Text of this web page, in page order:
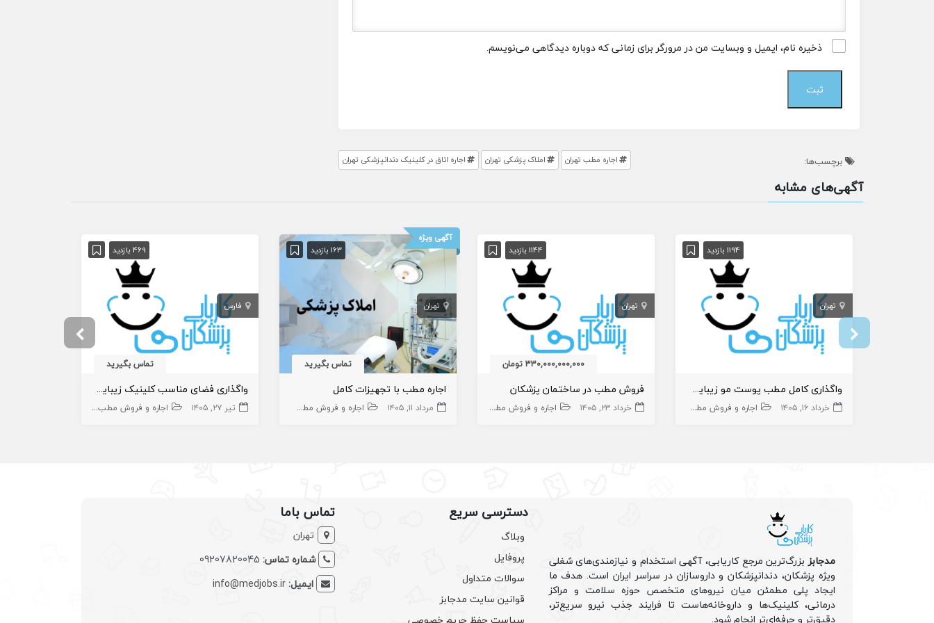
ذخیره نام، ایمیل و وبسایت من در مرورگر برای زمانی که دوباره دیدگاهی می‌نویسم.
برچسب‌ها: اجاره مطب تهران املاک پزشکی تهران اجاره اتاق در کلینیک دندانپزشکی تهران
آگهی‌های مشابه
1194 بازدید
تهران
واگذاری کامل مطب پوست مو زیبایی و لیزر
خرداد ۱۶, ۱۴۰۵ اجاره و فروش مطب پزشک پوست و زیبایی مطب سایر املاک،سهام و امتیاز
1144 بازدید
تهران
330,000,000,000 تومان
فروش مطب در ساختمان پزشکان
خرداد ۲۳, ۱۴۰۵ اجاره و فروش مطب پزشک مطب املاک،سهام و امتیاز
آگهی ویژه
163 بازدید
تهران
تماس بگیرید
اجاره مطب با تجهیزات کامل
مرداد ۱۱, ۱۴۰۵ اجاره و فروش مطب پزشک مطب املاک،سهام و امتیاز
469 بازدید
فارس
تماس بگیرید
واگذاری فضای مناسب کلینیک زیبایی در درمانگاه
تیر ۲۷, ۱۴۰۵ اجاره و فروش مطب پزشک
مدجابزبزرگ‌ترین مرجع کاریابی، آگهی استخدام و نیازمندی‌های شغلی
ویژه پزشکان، دندانپزشکان و داروسازان در سراسر ایران است. هدف ما
ایجاد پلی مطمئن میان نیروهای متخصص حوزه سلامت و مراکز
درمانی، کلینیک‌ها و داروخانه‌هاست تا فرایند جذب نیرو سریع‌تر،
دقیق‌تر و حرفه‌ای‌تر انجام شود.
دسترسی سریع
وبلاگ
پروفایل
سوالات متداول
قوانین سایت مدجابز
تماس باما
تهران
شماره تماس: 09207820045
ایمیل:info@medjobs.ir